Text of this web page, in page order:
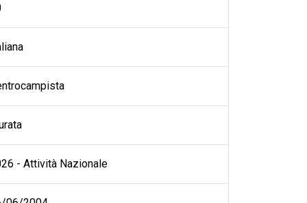
- Attività Nazionale